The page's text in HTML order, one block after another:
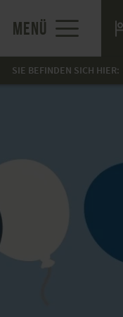
MENÜ
SIE BEFINDEN SICH HIER: